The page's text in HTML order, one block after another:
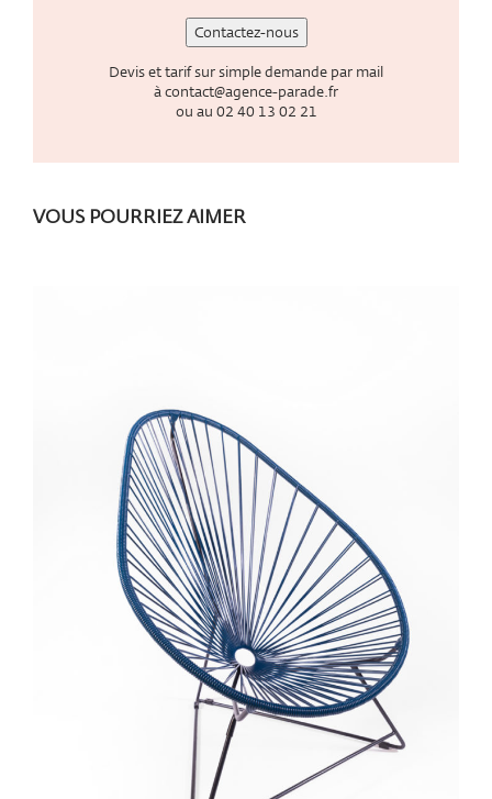
Contactez-nous
Devis et tarif sur simple demande par mail
àcontact@agence-parade.fr
ou au 02 40 13 02 21
VOUS POURRIEZ AIMER